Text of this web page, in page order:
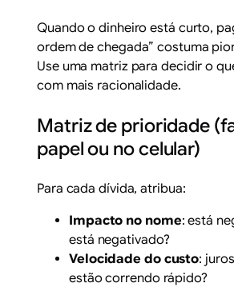
Quando o dinheiro está curto,
ordem de chegada” costuma
Use uma matriz para decidir o
com mais racionalidade.
Matriz de prioridade
papel ou no celular)
Para cada dívida, atribua:
Impacto no nome: está
está negativado?
Velocidade do custo:
estão correndo rápido?